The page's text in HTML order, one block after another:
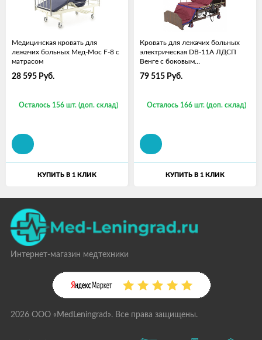
Медицинская кровать для
лежачих больных Мед-Мос F-8 с
матрасом
28 595 Руб.
Осталось 156 шт. (доп. склад)
КУПИТЬ В 1 КЛИК
Кровать для лежачих больных
электрическая DB-11А ЛДСП
Венге с боковым
переворачиванием, т/у с
матрасом
79 515 Руб.
Осталось 166 шт. (доп. склад)
КУПИТЬ В 1 КЛИК
Интернет-магазин медтехники
2026 ООО «MedLeningrad». Все права защищены.